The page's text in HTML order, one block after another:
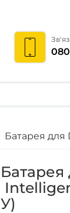
Батарея
Батарея
У)